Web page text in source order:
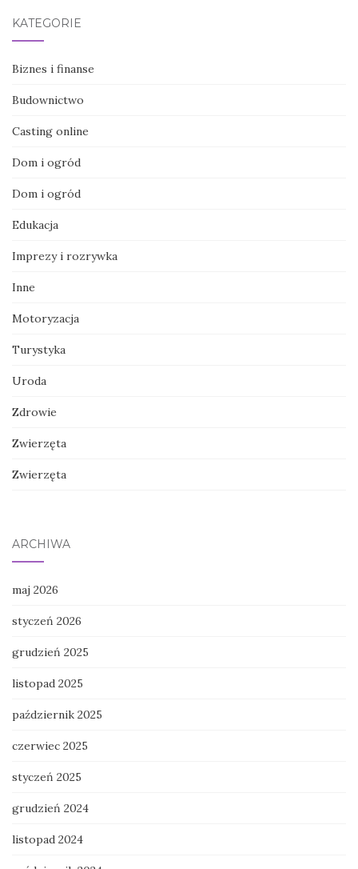
KATEGORIE
Biznes i finanse
Budownictwo
Casting online
Dom i ogród
Dom i ogród
Edukacja
Imprezy i rozrywka
Inne
Motoryzacja
Turystyka
Uroda
Zdrowie
Zwierzęta
Zwierzęta
ARCHIWA
maj 2026
styczeń 2026
grudzień 2025
listopad 2025
październik 2025
czerwiec 2025
styczeń 2025
grudzień 2024
listopad 2024